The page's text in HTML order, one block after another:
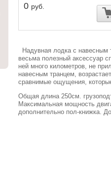
0 руб.
Надувная лодка с навесным
весьма полезный аксессуар
ней много километров, не
навесным транцем,
сравнимые ощущения,
Общая длина 250см.
Максимальная мощность
дополнительно пол-книжка.